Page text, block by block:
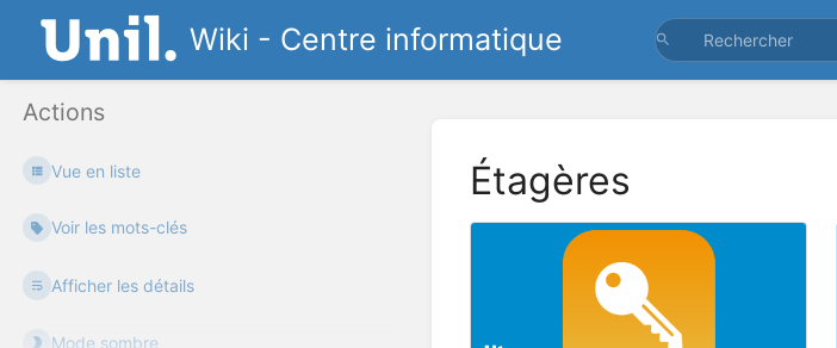
Wiki - Centre informatique
Actions
Vue en liste
Voir les mots-clés
Afficher les détails
Mode sombre
Étagères